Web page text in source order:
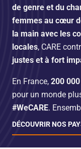
de genre et du
femmes au cœur
la main avec les
locales, CARE
justes et à fort
En France, 200
pour un monde
#WeCARE.
DÉCOUVRIR NOS